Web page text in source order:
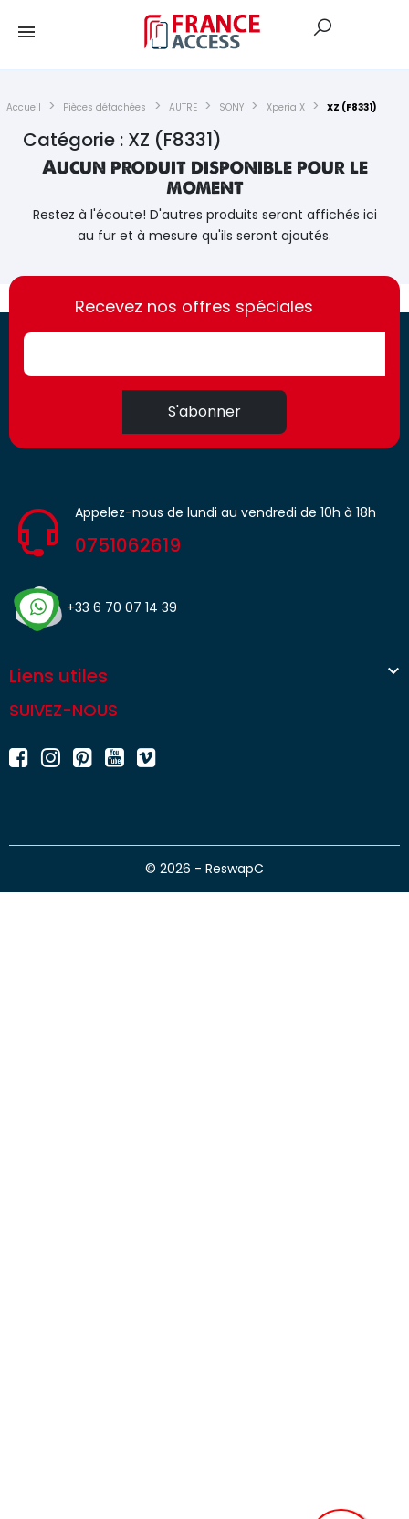
Accueil Pièces détachées AUTRE SONY Xperia X XZ (F8331)
Catégorie : XZ (F8331)
Aucun produit disponible pour le
moment
Restez à l'écoute! D'autres produits seront affichés ici
au fur et à mesure qu'ils seront ajoutés.
https://france-
access.fr
https://france-
access.fr
Recevez nos offres spéciales
S'abonner
Appelez-nous de lundi au vendredi de 10h à 18h
0751062619
+33 6 70 07 14 39
Liens utiles 
SUIVEZ-NOUS
© 2026 - ReswapC